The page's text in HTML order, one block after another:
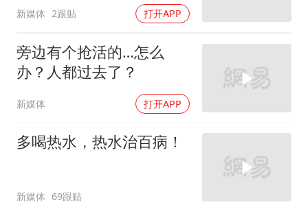
新媒体 2跟贴 打开APP
旁边有个抢活的…怎么
办？人都过去了？
新媒体 打开APP
多喝热水，热水治百病！
新媒体 69跟贴